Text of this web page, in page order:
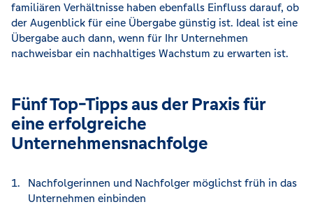
familiären Verhältnisse haben ebenfalls Einfluss darauf, ob
der Augenblick für eine Übergabe günstig ist. Ideal ist eine
Übergabe auch dann, wenn für Ihr Unternehmen
nachweisbar ein nachhaltiges Wachstum zu erwarten ist.
Fünf Top-Tipps aus der Praxis für
eine erfolgreiche
Unternehmensnachfolge
Nachfolgerinnen und Nachfolger möglichst früh in das
Unternehmen einbinden